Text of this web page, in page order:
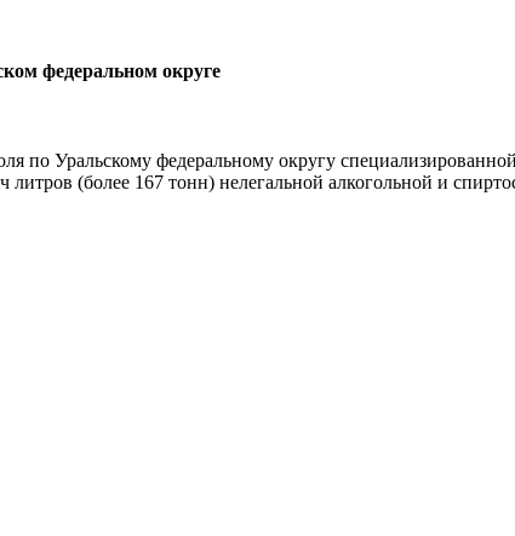
федеральном округе
по Уральскому федеральному округу
(более 167 тонн) нелегальной алкогольной и